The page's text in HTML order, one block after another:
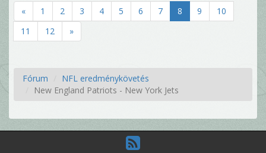
« 1 2 3 4 5 6 7 8 9
10
11
12 »
Fórum
NFL eredménykövetés
New England Patriots - New York Jets